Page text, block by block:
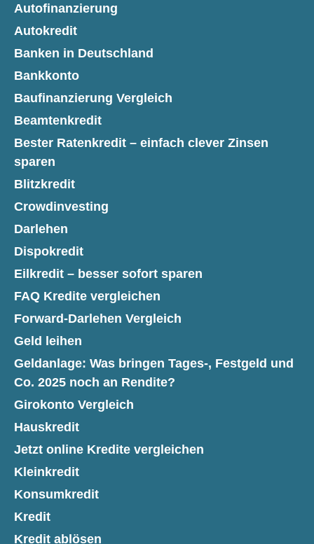
Autofinanzierung
Autokredit
Banken in Deutschland
Bankkonto
Baufinanzierung Vergleich
Beamtenkredit
Bester Ratenkredit – einfach clever Zinsen
sparen
Blitzkredit
Crowdinvesting
Darlehen
Dispokredit
Eilkredit – besser sofort sparen
FAQ Kredite vergleichen
Forward-Darlehen Vergleich
Geld leihen
Geldanlage: Was bringen Tages-, Festgeld und
Co. 2025 noch an Rendite?
Girokonto Vergleich
Hauskredit
Jetzt online Kredite vergleichen
Kleinkredit
Konsumkredit
Kredit
Kredit ablösen